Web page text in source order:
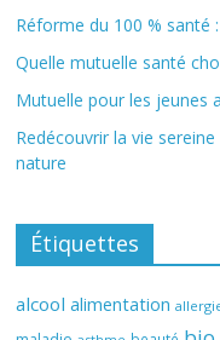
Réforme du 100 % santé
Quelle mutuelle santé
Mutuelle pour les jeunes
Redécouvrir la vie
nature
Étiquettes
alcool alimentation